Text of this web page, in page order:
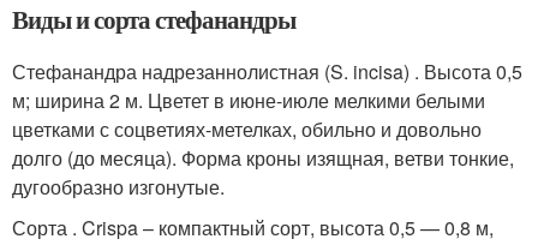
Виды и сорта стефанандры
Стефанандра надрезаннолистная (S. incisa) . Высота 0,5
м; ширина 2 м. Цветет в июне-июле мелкими белыми
цветками с соцветиях-метелках, обильно и довольно
долго (до месяца). Форма кроны изящная, ветви тонкие,
дугообразно изгонутые.
Сорта . Crispa – компактный сорт, высота 0,5 — 0,8 м,